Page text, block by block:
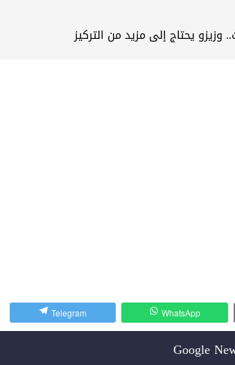
يحتاج إلى مزيد من التركيز
WhatsApp
Telegram